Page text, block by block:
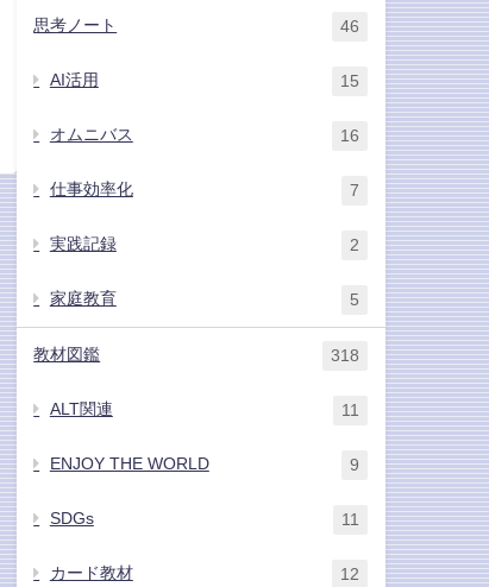
思考ノート 46
AI活用 15
オムニバス 16
仕事効率化 7
実践記録 2
家庭教育 5
教材図鑑 318
ALT関連 11
ENJOY THE WORLD 9
SDGs 11
カード教材 12